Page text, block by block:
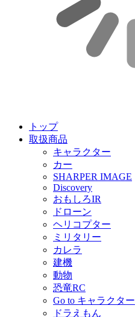
トップ
取扱商品
キャラクター
カー
SHARPER IMAGE
Discovery
おもしろIR
ドローン
ヘリコプター
ミリタリー
カレラ
建機
動物
恐竜RC
Go to キャラクター
ドラえもん